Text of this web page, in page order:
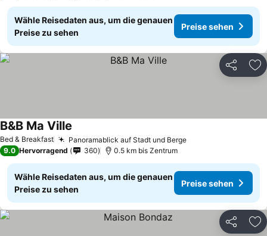
Wähle Reisedaten aus, um die genauen
Preise zu sehen
Preise sehen
Teilen
Bed & Breakfast Panoramablick auf Stadt und Berge
B&B Ma Ville
9.0 Hervorragend 360 0.5 km bis Zentrum
Wähle Reisedaten aus, um die genauen
Preise zu sehen
Preise sehen
Teilen